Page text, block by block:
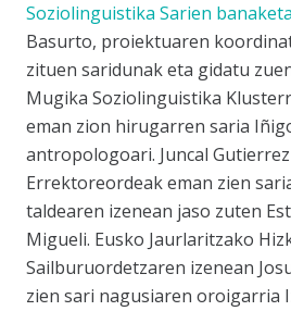
Soziolinguistika Sarien
Basurto, proiektuaren
zituen saridunak eta gidatu
Mugika Soziolinguistika
eman zion hirugarren saria
antropologoari. Juncal
Errektoreordeak eman zien
taldearen izenean jaso zuten
Migueli. Eusko Jaurlaritzako
Sailburuordetzaren izenean
zien sari nagusiaren oroigarria